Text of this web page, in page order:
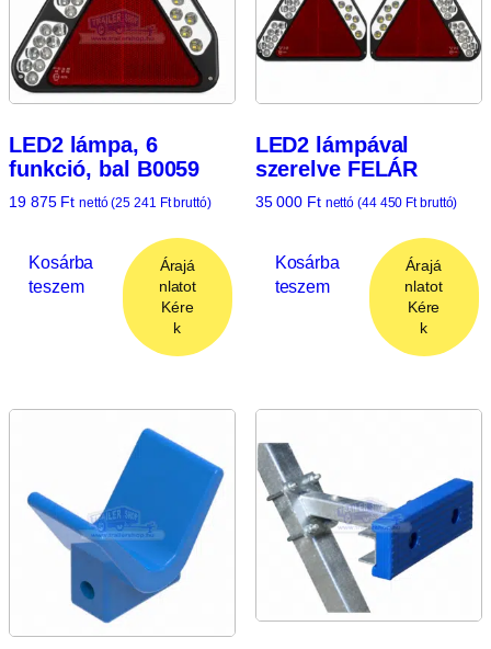
LED2 lámpa, 6
funkció, bal B0059
19 875 Ft nettó (25 241 Ftbruttó)
Kosárba
teszem
Árajá
nlatot
Kére
k
LED2 lámpával
szerelve FELÁR
35 000 Ft nettó (44 450 Ftbruttó)
Kosárba
teszem
Árajá
nlatot
Kére
k